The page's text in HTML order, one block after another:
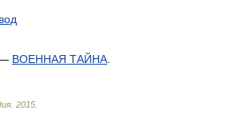
ВОЕННАЯ ТАЙНА
2015